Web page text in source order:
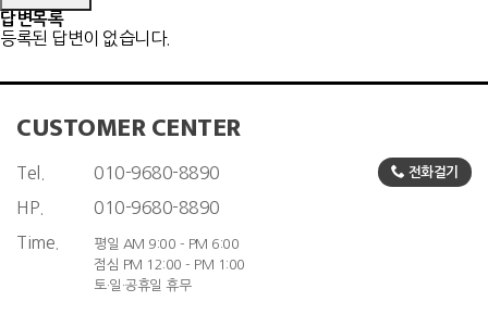
답변목록
등록된 답변이 없습니다.
CUSTOMER CENTER
Tel. 010-9680-8890 전화걸기
HP.
010-9680-8890
Time.
평일 AM 9:00 - PM 6:00
점심 PM 12:00 - PM 1:00
토·일·공휴일 휴무